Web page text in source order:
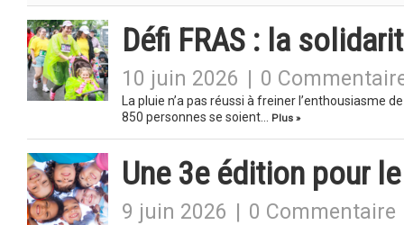
Défi FRAS : la
10 juin 2026 0
La pluie n’a pas réussi à freiner l’enthousiasme
850 personnes se soient…
Plus »
Une 3e édition pour
9 juin 2026 0 Commentaire